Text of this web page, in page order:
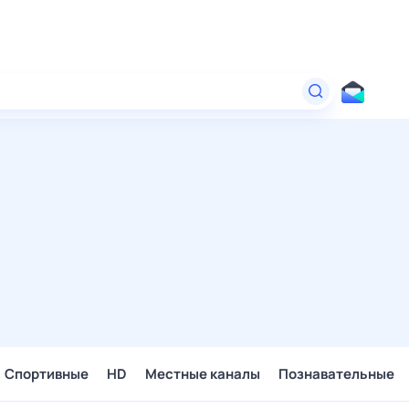
Спортивные HD Местные каналы Познавательные